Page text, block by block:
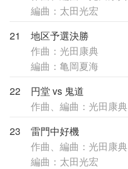
編曲：太田光宏
21
地区予選決勝
作曲：光田康典
編曲：亀岡夏海
22
円堂 vs 鬼道
作曲、編曲：光田康典
23
雷門中好機
作曲、編曲：光田康典
編曲：太田光宏